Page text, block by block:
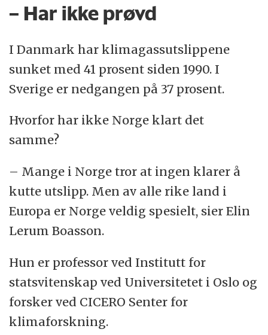
– Har ikke prøvd
I Danmark har klimagassutslippene
sunket med 41 prosent siden 1990. I
Sverige er nedgangen på 37 prosent.
Hvorfor har ikke Norge klart det
samme?
– Mange i Norge tror at ingen klarer å
kutte utslipp. Men av alle rike land i
Europa er Norge veldig spesielt, sier Elin
Lerum Boasson.
Hun er professor ved Institutt for
statsvitenskap ved Universitetet i Oslo og
forsker ved CICERO Senter for
klimaforskning.